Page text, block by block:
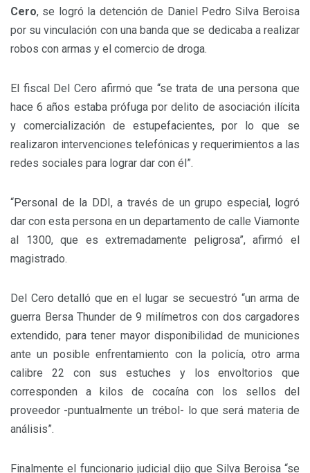
Cero, se logró la detención de Daniel Pedro Silva Beroisa
por su vinculación con una banda que se dedicaba a realizar
robos con armas y el comercio de droga.
El fiscal Del Cero afirmó que “se trata de una persona que
hace 6 años estaba prófuga por delito de asociación ilícita
y comercialización de estupefacientes, por lo que se
realizaron intervenciones telefónicas y requerimientos a las
redes sociales para lograr dar con él”.
“Personal de la DDI, a través de un grupo especial, logró
dar con esta persona en un departamento de calle Viamonte
al 1300, que es extremadamente peligrosa”, afirmó el
magistrado.
Del Cero detalló que en el lugar se secuestró “un arma de
guerra Bersa Thunder de 9 milímetros con dos cargadores
extendido, para tener mayor disponibilidad de municiones
ante un posible enfrentamiento con la policía, otro arma
calibre 22 con sus estuches y los envoltorios que
corresponden a kilos de cocaína con los sellos del
proveedor -puntualmente un trébol- lo que será materia de
análisis”.
Finalmente el funcionario judicial dijo que Silva Beroisa “se